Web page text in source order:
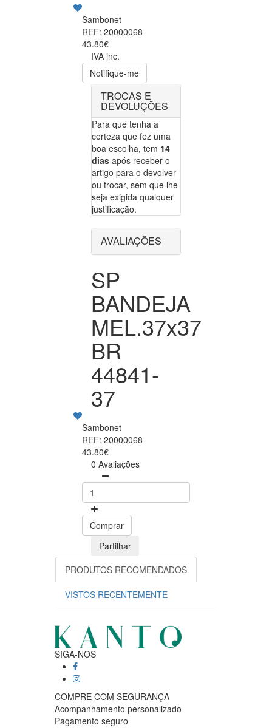
Sambonet
REF: 20000068
43.80€
IVA inc.
Notifique-me
TROCAS E
DEVOLUÇÕES
Para que tenha a
certeza que fez uma
boa escolha, tem 14
dias após receber o
artigo para o devolver
ou trocar, sem que lhe
seja exigida qualquer
justificação.
AVALIAÇÕES
SP
BANDEJA
MEL.37x37
BR
44841-
37
Sambonet
REF: 20000068
43.80€
0 Avaliações
Comprar
Partilhar
PRODUTOS RECOMENDADOS
VISTOS RECENTEMENTE
SIGA-NOS
COMPRE COM SEGURANÇA
Acompanhamento personalizado
Pagamento seguro